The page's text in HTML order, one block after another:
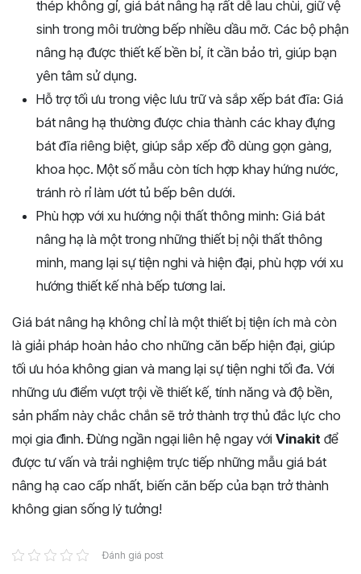
thép không gỉ, giá bát nâng hạ rất dễ lau chùi, giữ vệ
sinh trong môi trường bếp nhiều dầu mỡ. Các bộ phận
nâng hạ được thiết kế bền bỉ, ít cần bảo trì, giúp bạn
yên tâm sử dụng.
Hỗ trợ tối ưu trong việc lưu trữ và sắp xếp bát đĩa: Giá
bát nâng hạ thường được chia thành các khay đựng
bát đĩa riêng biệt, giúp sắp xếp đồ dùng gọn gàng,
khoa học. Một số mẫu còn tích hợp khay hứng nước,
tránh rò rỉ làm ướt tủ bếp bên dưới.
Phù hợp với xu hướng nội thất thông minh: Giá bát
nâng hạ là một trong những thiết bị nội thất thông
minh, mang lại sự tiện nghi và hiện đại, phù hợp với xu
hướng thiết kế nhà bếp tương lai.
Giá bát nâng hạ không chỉ là một thiết bị tiện ích mà còn
là giải pháp hoàn hảo cho những căn bếp hiện đại, giúp
tối ưu hóa không gian và mang lại sự tiện nghi tối đa. Với
những ưu điểm vượt trội về thiết kế, tính năng và độ bền,
sản phẩm này chắc chắn sẽ trở thành trợ thủ đắc lực cho
mọi gia đình. Đừng ngần ngại liên hệ ngay với Vinakit để
được tư vấn và trải nghiệm trực tiếp những mẫu giá bát
nâng hạ cao cấp nhất, biến căn bếp của bạn trở thành
không gian sống lý tưởng!
Đánh giá post